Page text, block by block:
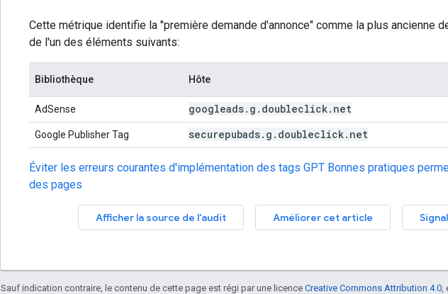
Cette métrique identifie la "première demande d'annonce" comme la plus ancienne
de l'un des éléments suivants:
Bibliothèque Hôte
AdSense googleads. g . doubleclick. net
Google Publisher Tag securepubads. g . doubleclick. net
Éviter les erreurs courantes d'implémentation des tags GPT Bonnes pratiques
des pages
Afficher la source de l'audit Améliorer cet article
Sauf indication contraire, le contenu de cette page est régi par une licence Creative Commons Attribution 4.0